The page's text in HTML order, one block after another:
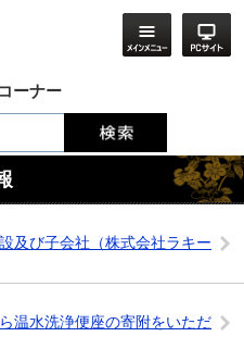
ーナー
及び子会社（株式会社ラキー
温水洗浄便座の寄附をいただ